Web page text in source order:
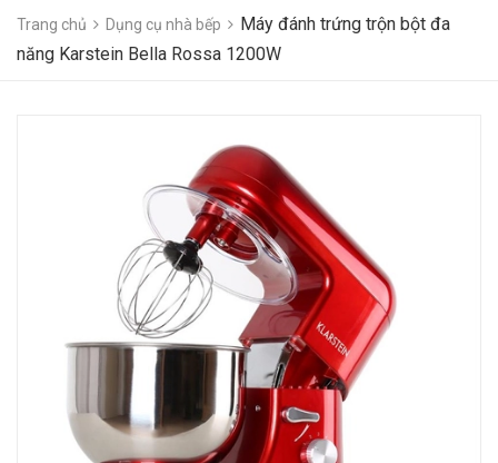
Trang chủ Dụng cụ nhà bếp
Máy đánh trứng trộn bột đa
năng Karstein Bella Rossa 1200W